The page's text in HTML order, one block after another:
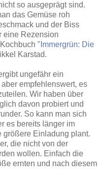
so ausgeprägt sind.
das Gemüse roh
und der Biss
eine Rezension
" Immergrün: Die
Karstad.
ungefähr ein
empfehlenswert, es
Wir haben über
davon probiert und
So kann man sich
es bereits länger im
größere Einladung plant.
die nicht von der
wollen. Einfach die
ernten und nach diesem